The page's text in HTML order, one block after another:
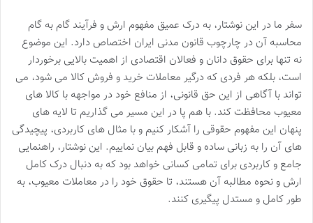
سفر ما در این نوشتار، به درک عمیق مفهوم ارش و فرآیند گام به گام
محاسبه آن در چارچوب قانون مدنی ایران اختصاص دارد. این موضوع
نه تنها برای حقوق دانان و فعالان اقتصادی از اهمیت بالایی برخوردار
است، بلکه هر فردی که درگیر معاملات خرید و فروش کالا می شود، می
تواند با آگاهی از این حق قانونی، از منافع خود در مواجهه با کالا های
معیوب محافظت کند. با هم پا در این مسیر می گذاریم تا لایه های
پنهان این مفهوم حقوقی را آشکار کنیم و با مثال های کاربردی، پیچیدگی
های آن را به زبانی ساده و قابل فهم بیان نماییم. این نوشتار، راهنمایی
جامع و کاربردی برای تمامی کسانی خواهد بود که به دنبال درک کامل
ارش و نحوه مطالبه آن هستند، تا حقوق خود را در معاملات معیوب، به
طور کامل و مستدل پیگیری کنند.